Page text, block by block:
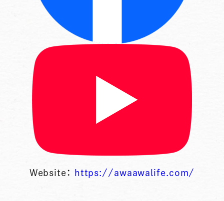
Website： https://awaawalife.com/